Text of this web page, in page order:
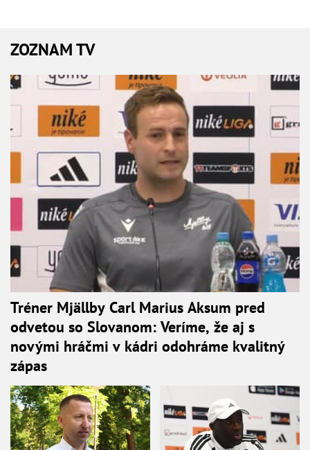
ZOZNAM TV
Tréner Mjällby Carl Marius Aksum pred
odvetou so Slovanom: Veríme, že aj s
novými hráčmi v kádri odohráme kvalitný
zápas